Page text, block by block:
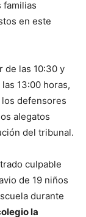
familias
en este
de las 10:30 y
13:00 horas,
defensores
alegatos
del tribunal.
culpable
de 19 niños
durante
la